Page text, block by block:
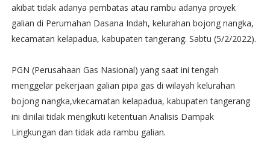
akibat tidak adanya pembatas atau rambu adanya proyek
galian di Perumahan Dasana Indah, kelurahan bojong nangka,
kecamatan kelapadua, kabupaten tangerang. Sabtu (5/2/2022).
PGN (Perusahaan Gas Nasional) yang saat ini tengah
menggelar pekerjaan galian pipa gas di wilayah kelurahan
bojong nangka,vkecamatan kelapadua, kabupaten tangerang
ini dinilai tidak mengikuti ketentuan Analisis Dampak
Lingkungan dan tidak ada rambu galian.